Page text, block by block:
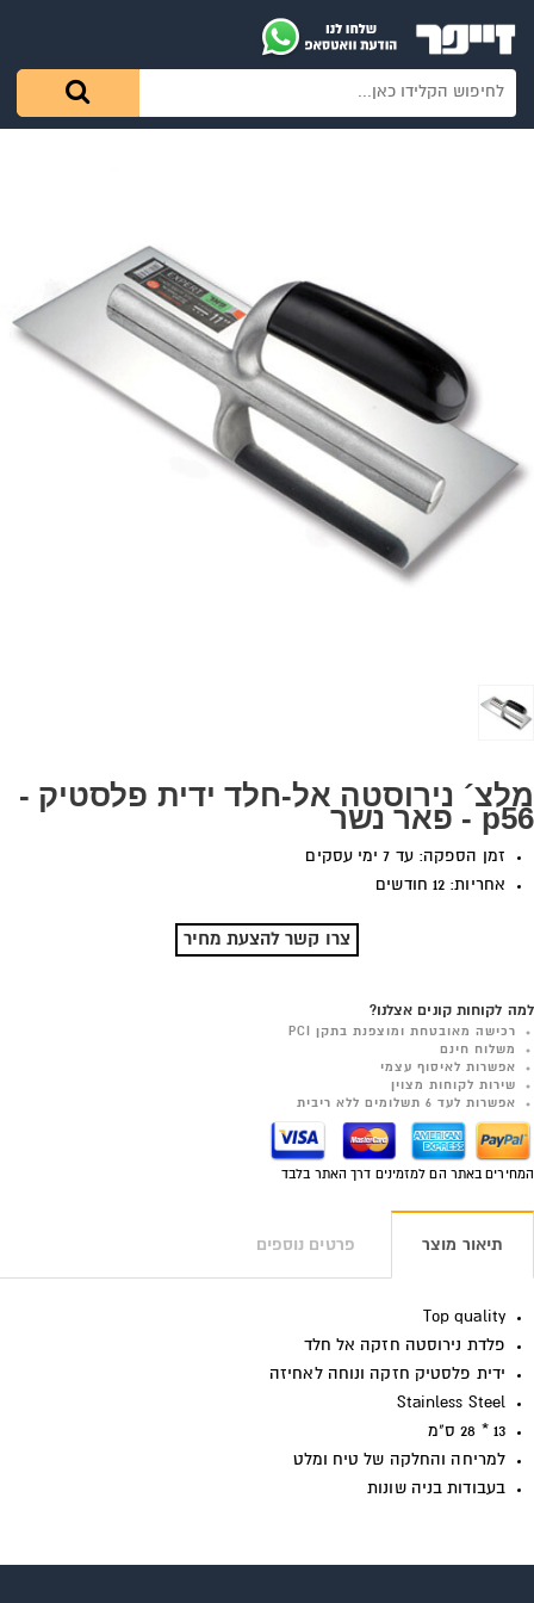
מלצ´ נירוסטה אל-חלד ידית פלסטיק -
p56 - פאר נשר
זמן הספקה: עד 7 ימי עסקים
אחריות: 12 חודשים
צרו קשר להצעת מחיר
למה לקוחות קונים אצלנו?
רכישה מאובטחת ומוצפנת בתקן PCI
משלוח חינם
אפשרות לאיסוף עצמי
שירות לקוחות מצוין
אפשרות לעד 6 תשלומים ללא ריבית
המחירים באתר הם למזמינים דרך האתר בלבד
תיאור מוצר פרטים נוספים
Top quality
פלדת נירוסטה חזקה אל חלד
ידית פלסטיק חזקה ונוחה לאחיזה
Stainless Steel
13 * 28 ס"מ
למריחה והחלקה של טיח ומלט
בעבודות בניה שונות